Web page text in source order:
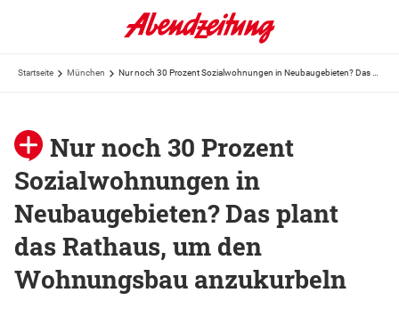
Startseite München
Nur noch 30 Prozent
Sozialwohnungen in
Neubaugebieten? Das plant
das Rathaus, um den
Wohnungsbau anzukurbeln